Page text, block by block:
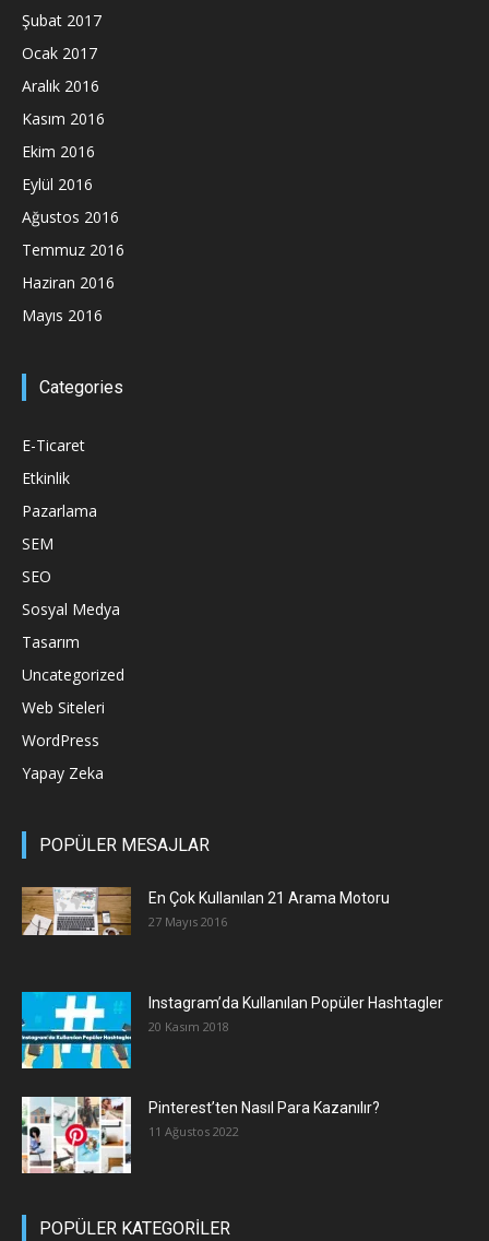
Şubat 2017
Ocak 2017
Aralık 2016
Kasım 2016
Ekim 2016
Eylül 2016
Ağustos 2016
Temmuz 2016
Haziran 2016
Mayıs 2016
Categories
E-Ticaret
Etkinlik
Pazarlama
SEM
SEO
Sosyal Medya
Tasarım
Uncategorized
Web Siteleri
WordPress
Yapay Zeka
POPÜLER MESAJLAR
En Çok Kullanılan 21 Arama Motoru
27 Mayıs 2016
Instagram’da Kullanılan Popüler Hashtagler
20 Kasım 2018
Pinterest’ten Nasıl Para Kazanılır?
11 Ağustos 2022
POPÜLER KATEGORİLER